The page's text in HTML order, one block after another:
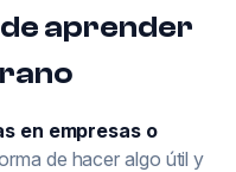
aprender
en empresas o
de hacer algo útil y